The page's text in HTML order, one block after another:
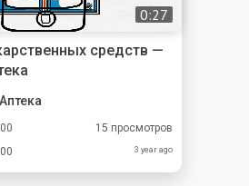
0:27
средств —
15 просмотров
3 year ago